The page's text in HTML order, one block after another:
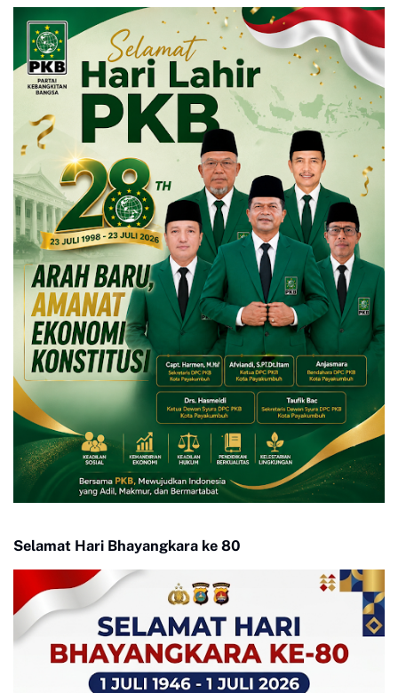
Selamat Hari Bhayangkara ke 80